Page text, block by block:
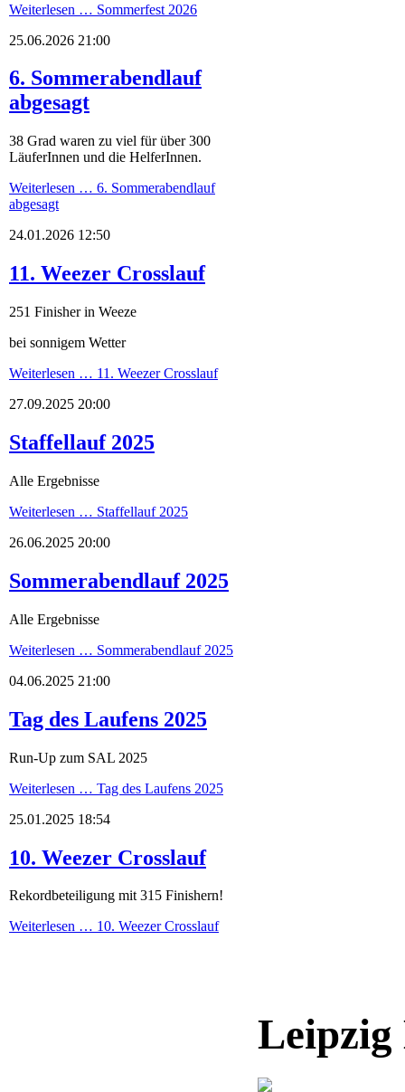
Weiterlesen … Sommerfest 2026
25.06.2026 21:00
6. Sommerabendlauf
abgesagt
38 Grad waren zu viel für über 300
LäuferInnen und die HelferInnen.
Weiterlesen … 6. Sommerabendlauf
abgesagt
24.01.2026 12:50
11. Weezer Crosslauf
251 Finisher in Weeze
bei sonnigem Wetter
Weiterlesen … 11. Weezer Crosslauf
27.09.2025 20:00
Staffellauf 2025
Alle Ergebnisse
Weiterlesen … Staffellauf 2025
26.06.2025 20:00
Sommerabendlauf 2025
Alle Ergebnisse
Weiterlesen … Sommerabendlauf 2025
04.06.2025 21:00
Tag des Laufens 2025
Run-Up zum SAL 2025
Weiterlesen … Tag des Laufens 2025
25.01.2025 18:54
10. Weezer Crosslauf
Rekordbeteiligung mit 315 Finishern!
Weiterlesen … 10. Weezer Crosslauf